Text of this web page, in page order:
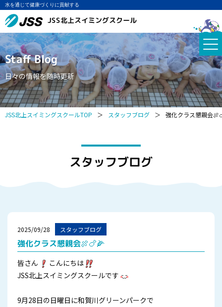
水を通じて健康づくりに貢献する
JSS北上スイミングスクール
Staff Blog
日々の情報を随時更新
JSS北上スイミングスクールTOP ＞ スタッフブログ ＞ 強化クラス懇親会
スタッフブログ
2025/09/28 スタッフブログ
強化クラス懇親会🍖🍗🌽
皆さん
こんにちは
JSS北上スイミングスクールです
9月28日の日曜日に和賀川グリーンパークで